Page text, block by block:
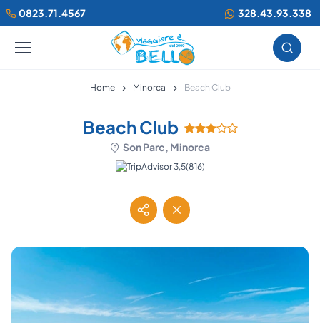
0823.71.4567 328.43.93.338
Home Minorca Beach Club
Beach Club
Son Parc, Minorca
(816)